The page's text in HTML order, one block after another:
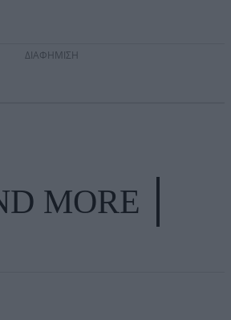
ΔΙΑΦΗΜΙΣΗ
MORE